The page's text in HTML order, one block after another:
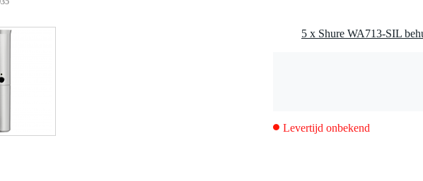
Levertijd onbekend